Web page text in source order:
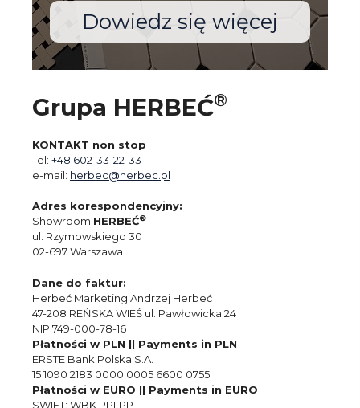
Dowiedz się więcej
Grupa HERBEĆ®
KONTAKT non stop
Tel: +48 602-33-22-33
e-mail: herbec@herbec.pl
Adres korespondencyjny:
Showroom HERBEĆ®
ul. Rzymowskiego 30
02-697 Warszawa
Dane do faktur:
Herbeć Marketing Andrzej Herbeć
47-208 REŃSKA WIEŚ ul. Pawłowicka 24
NIP 749-000-78-16
Płatności w PLN || Payments in PLN
ERSTE Bank Polska S.A.
15 1090 2183 0000 0005 6600 0755
Płatności w EURO || Payments in EURO
SWIFT: WBK PPLPP